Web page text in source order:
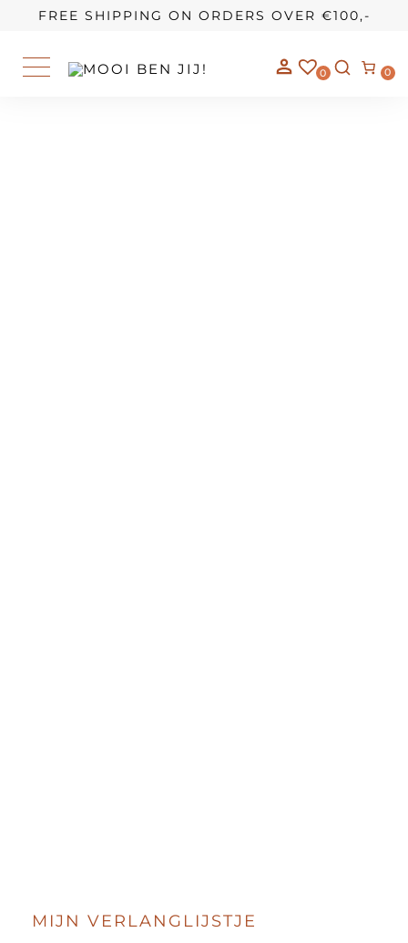
FREE SHIPPING ON ORDERS OVER €100,-
0 0
OUR STORY
MIJN VERLANGLIJSTJE